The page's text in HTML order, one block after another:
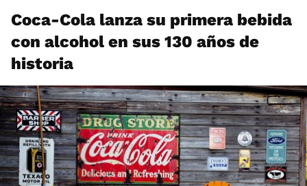
Coca-Cola lanza su primera bebida
con alcohol en sus 130 años de
historia